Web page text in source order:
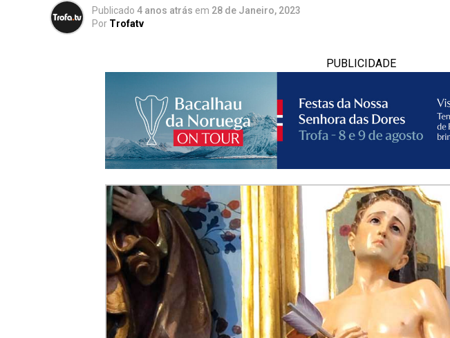
Publicado 4 anos atrás em 28 de Janeiro, 2023
Por Trofatv
PUBLICIDADE